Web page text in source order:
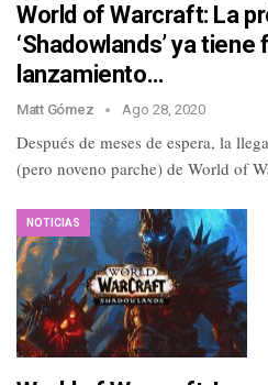
World of Warcraft: La
‘Shadowlands’ ya tiene
lanzamiento…
Matt Gómez Ago 28, 2020
Después de meses de espera, la
(pero noveno parche) de World of
NOTICIAS